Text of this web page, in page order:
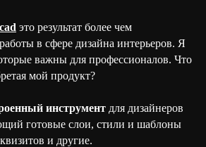
это результат более чем
в сфере дизайна интерьеров. Я
важны для профессионалов. Что
мой продукт?
инструмент для дизайнеров
готовые слои, стили и шаблоны
и другие.